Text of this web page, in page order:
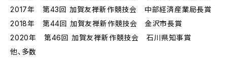
2017年 第43回 加賀友禅新作競技会 中部経済産業局長賞
2018年 第44回 加賀友禅新作競技会 金沢市長賞
2020年 第46回 加賀友禅新作競技会 石川県知事賞
他、多数